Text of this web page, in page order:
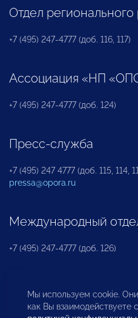
Отдел регионального
+7 (495) 247-4777 (доб. 116, 117)
Ассоциация «НП
+7 (495) 247-4777 (доб. 124)
Пресс-служба
+7 (495) 247 4777 (доб. 115, 114,
pressa@opora.ru
Международный
+7 (495) 247-4777 (доб. 126)
Бюро по защите прав
инвесторов
Мы используем cookie.
как Вы взаимодействуете